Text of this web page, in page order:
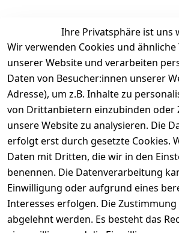
Ihre Privatsphäre ist uns
Wir verwenden Cookies und
unserer Website und verarbeiten
Daten von Besucher:innen unserer
Adresse), um z.B. Inhalte zu
von Drittanbietern einzubinden oder
unsere Website zu analysieren. Die
erfolgt erst durch gesetzte Cookies.
Daten mit Dritten, die wir in den
benennen. Die Datenverarbeitung
Einwilligung oder aufgrund eines
Interesses erfolgen. Die
abgelehnt werden. Es besteht das
Rechtliches
AGB
Impressum
Datenschutze
rklärung
Barrierefreihe
itserklärung
Services
Kontakt
Registrieren
Retourenpo
rtal